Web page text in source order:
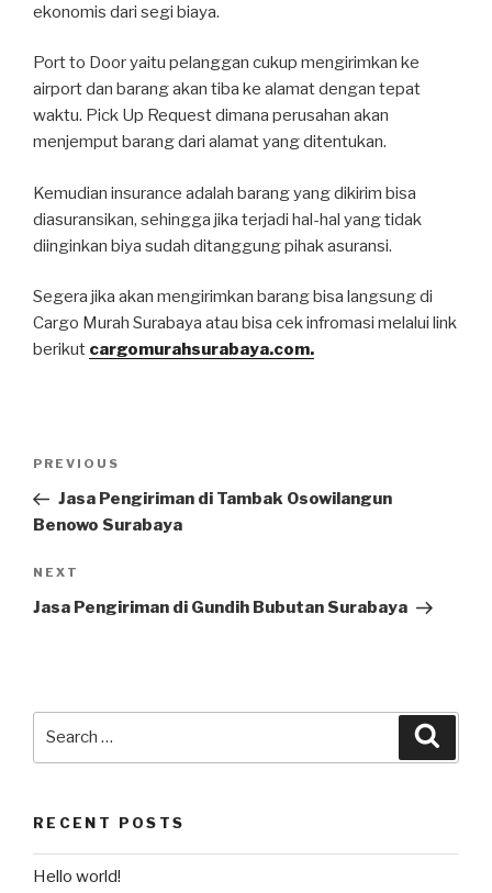
ekonomis dari segi biaya.
Port to Door yaitu pelanggan cukup mengirimkan ke
airport dan barang akan tiba ke alamat dengan tepat
waktu. Pick Up Request dimana perusahan akan
menjemput barang dari alamat yang ditentukan.
Kemudian insurance adalah barang yang dikirim bisa
diasuransikan, sehingga jika terjadi hal-hal yang tidak
diinginkan biya sudah ditanggung pihak asuransi.
Segera jika akan mengirimkan barang bisa langsung di
Cargo Murah Surabaya atau bisa cek infromasi melalui link
berikut cargomurahsurabaya.com.
PREVIOUS
Jasa Pengiriman di Tambak Osowilangun
Benowo Surabaya
NEXT
Jasa Pengiriman di Gundih Bubutan Surabaya
RECENT POSTS
Hello world!